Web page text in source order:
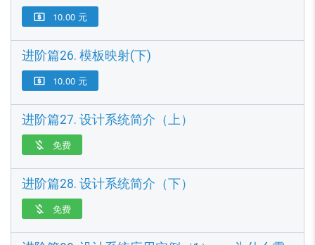
 10.00 元
进阶篇26. 模板映射(下)
 10.00 元
进阶篇27. 设计系统简介（上）
 免费
进阶篇28. 设计系统简介（下）
 免费